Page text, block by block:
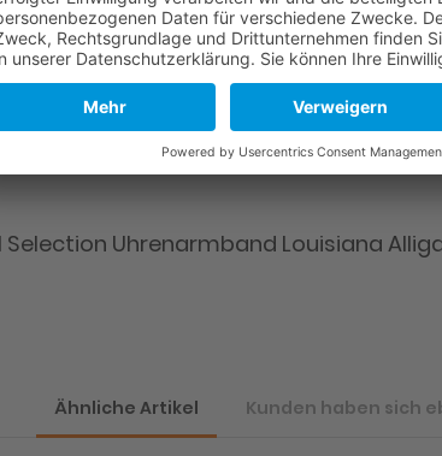
Leder und des Gerbprozesses kann es zu
Selection Uhrenarmband Louisiana
Ähnliche Artikel Kunden haben sich